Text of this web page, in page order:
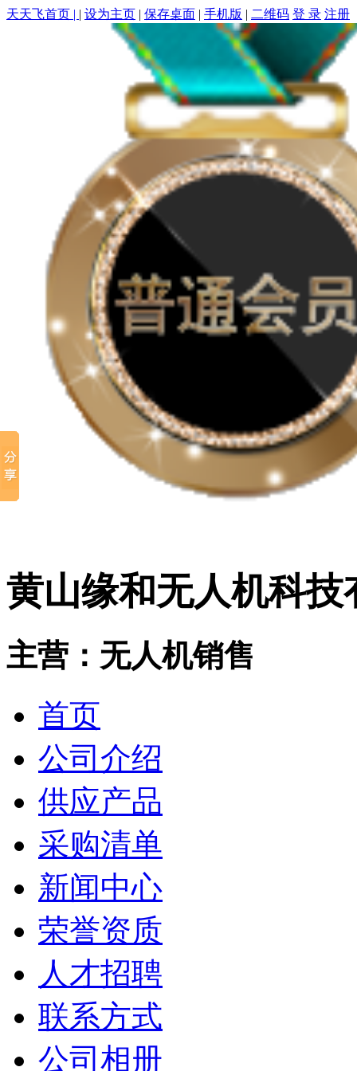
天天飞首页 | | 设为主页 | 保存桌面 | 手机版 | 二维码 登 录 注册
黄山缘和无人机科技
主营：无人机销售
首页
公司介绍
供应产品
采购清单
新闻中心
荣誉资质
人才招聘
联系方式
公司相册